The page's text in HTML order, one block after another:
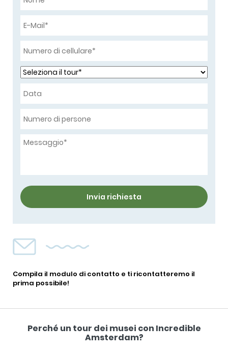
Invia richiesta
Compila il modulo di contatto e ti ricontatteremo il
prima possibile!
Perché un tour dei musei con Incredible
Amsterdam?